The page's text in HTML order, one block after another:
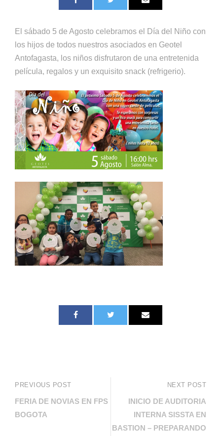
El sábado 5 de Agosto celebramos el Día del Niño con
los hijos de todos nuestros asociados en Geotel
Antofagasta, los niños disfrutaron de una entretenida
película, regalos y un exquisito snack (refrigerio).
PREVIOUS POST
FERIA DE NOVIAS EN FPS
BOGOTA
NEXT POST
INICIO DE AUDITORIA
INTERNA SISSTA EN
BASTION – PREPARANDO